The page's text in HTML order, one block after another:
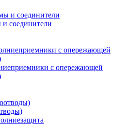
соединители
с опережающей